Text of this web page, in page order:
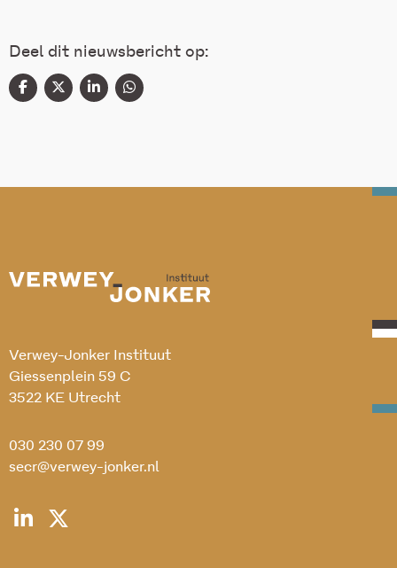
Deel dit nieuwsbericht op:
Verwey-Jonker Instituut
Giessenplein 59 C
3522 KE Utrecht
030 230 07 99
secr@verwey-jonker.nl